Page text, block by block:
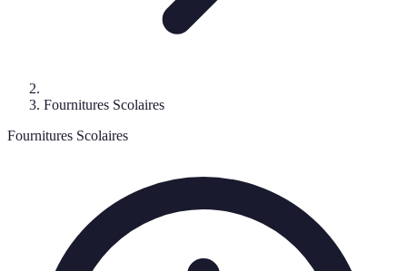
Fournitures Scolaires
Fournitures Scolaires